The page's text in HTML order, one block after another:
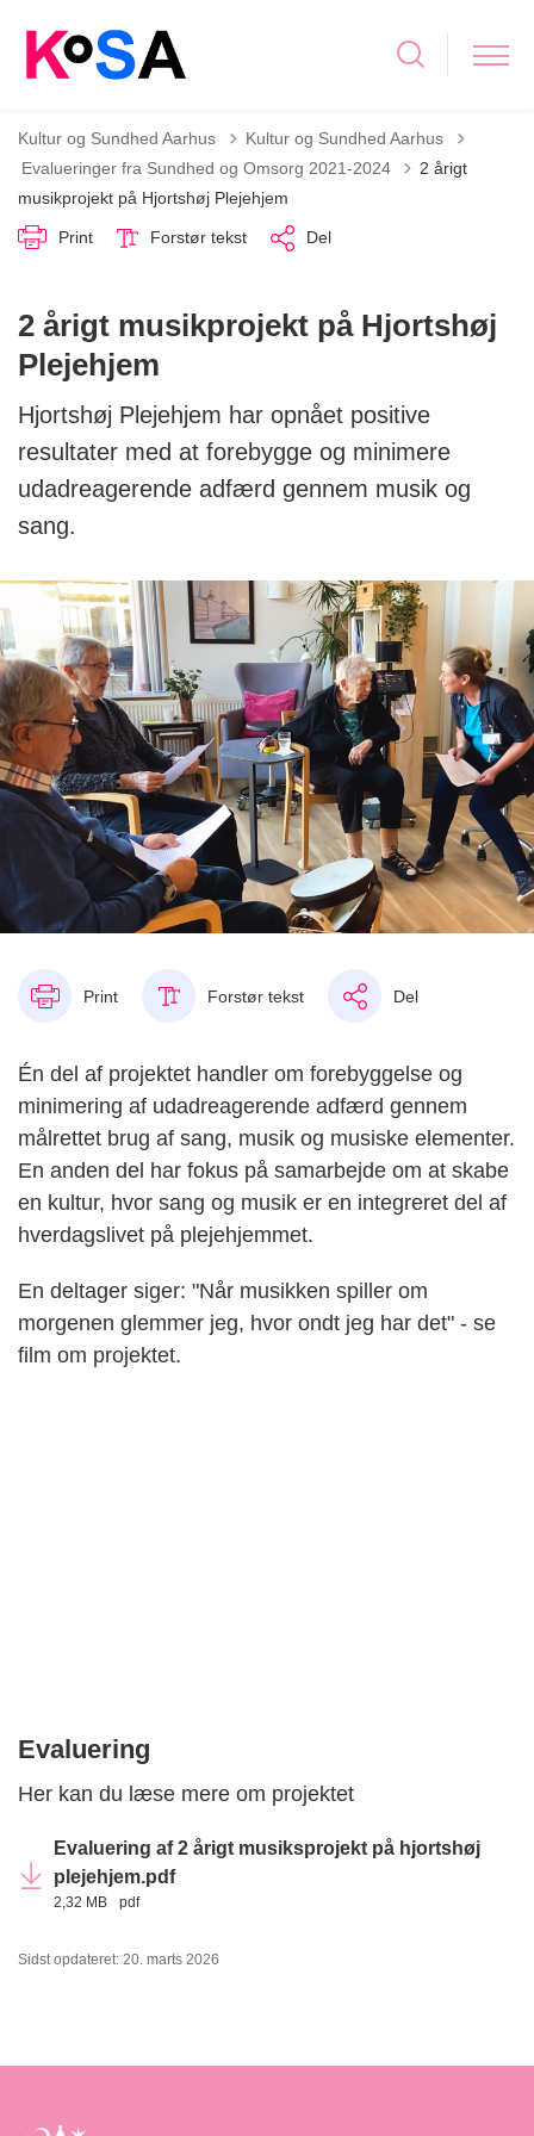
Kultur og Sundhed Aarhus
Kultur og Sundhed Aarhus
Tilbage til
Evalueringer fra Sundhed og Omsorg 2021-2024
2 årigt
musikprojekt på Hjortshøj Plejehjem
Print Forstør tekst Del
2 årigt musikprojekt på Hjortshøj
Plejehjem
Hjortshøj Plejehjem har opnået positive
resultater med at forebygge og minimere
udadreagerende adfærd gennem musik og
sang.
Print Forstør tekst Del
Én del af projektet handler om forebyggelse og
minimering af udadreagerende adfærd gennem
målrettet brug af sang, musik og musiske elementer.
En anden del har fokus på samarbejde om at skabe
en kultur, hvor sang og musik er en integreret del af
hverdagslivet på plejehjemmet.
En deltager siger: "Når musikken spiller om
morgenen glemmer jeg, hvor ondt jeg har det" - se
film om projektet.
Evaluering
Her kan du læse mere om projektet
Evaluering af 2 årigt musiksprojekt på hjortshøj
plejehjem.pdf
2,32 MB pdf
Sidst opdateret: 20. marts 2026